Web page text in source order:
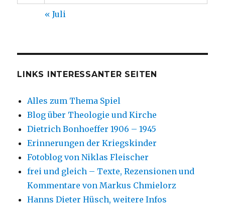
« Juli
LINKS INTERESSANTER SEITEN
Alles zum Thema Spiel
Blog über Theologie und Kirche
Dietrich Bonhoeffer 1906 – 1945
Erinnerungen der Kriegskinder
Fotoblog von Niklas Fleischer
frei und gleich – Texte, Rezensionen und
Kommentare von Markus Chmielorz
Hanns Dieter Hüsch, weitere Infos